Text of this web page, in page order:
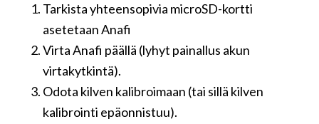
Tarkista yhteensopivia microSD-kortti
asetetaan Anafi
Virta Anafi päällä (lyhyt painallus akun
virtakytkintä).
Odota kilven kalibroimaan (tai sillä kilven
kalibrointi epäonnistuu).